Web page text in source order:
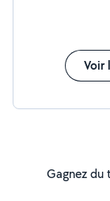
Voir
Gagnez